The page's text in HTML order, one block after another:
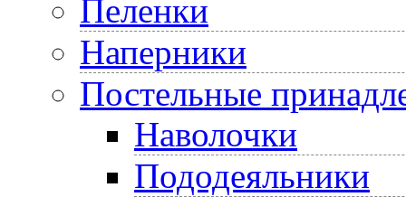
Пеленки
Наперники
Постельные
Наволочки
Пододеяльники